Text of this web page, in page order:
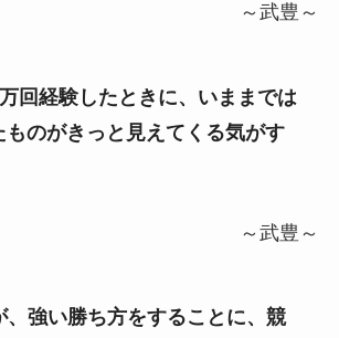
～武豊～
回経験したときに、いままでは
ものがきっと見えてくる気がす
～武豊～
、強い勝ち方をすることに、競